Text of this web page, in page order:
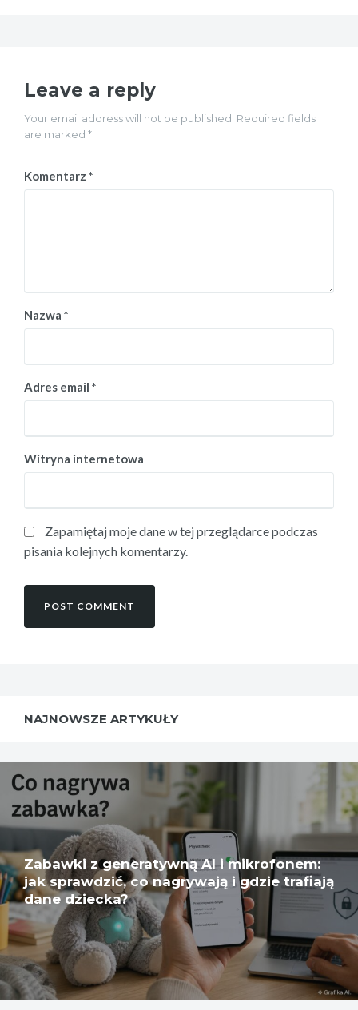
Leave a reply
Your email address will not be published. Required fields
are marked *
Komentarz *
Nazwa *
Adres email *
Witryna internetowa
Zapamiętaj moje dane w tej przeglądarce podczas
pisania kolejnych komentarzy.
NAJNOWSZE ARTYKUŁY
Zabawki z generatywną AI i mikrofonem:
jak sprawdzić, co nagrywają i gdzie trafiają
dane dziecka?